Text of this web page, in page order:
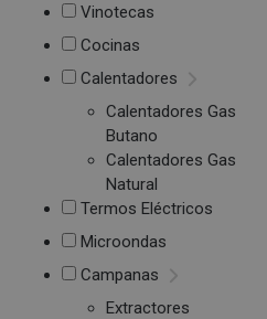
Vinotecas
Cocinas
Calentadores
Calentadores Gas
Butano
Calentadores Gas
Natural
Termos Eléctricos
Microondas
Campanas
Extractores